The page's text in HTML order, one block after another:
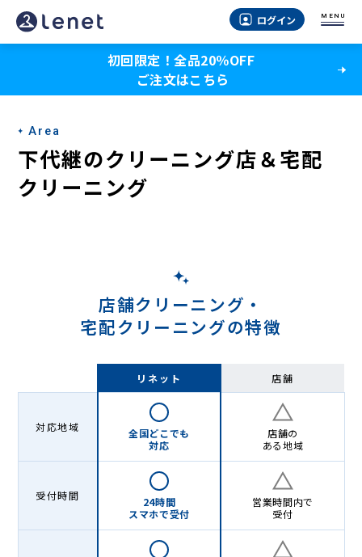
下
代
の
宅
配
ク
Lenet〈リ
ログイン MENU
初回限定！全品20％OFF
ご注文はこちら
Area
下代継のクリーニング店＆宅配
クリーニング
店舗クリーニング・
宅配クリーニングの特徴
リネット 店舗
対応地域
全国どこでも
対応
店舗の
ある地域
受付時間
24時間
スマホで受付
営業時間内で
受付